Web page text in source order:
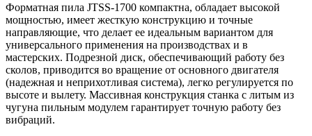
Форматная пила JTSS-1700 компактна, обладает высокой
мощностью, имеет жесткую конструкцию и точные
направляющие, что делает ее идеальным вариантом для
универсального применения на производствах и в
мастерских. Подрезной диск, обеспечивающий работу без
сколов, приводится во вращение от основного двигателя
(надежная и неприхотливая система), легко регулируется по
высоте и вылету. Массивная конструкция станка с литым из
чугуна пильным модулем гарантирует точную работу без
вибраций.